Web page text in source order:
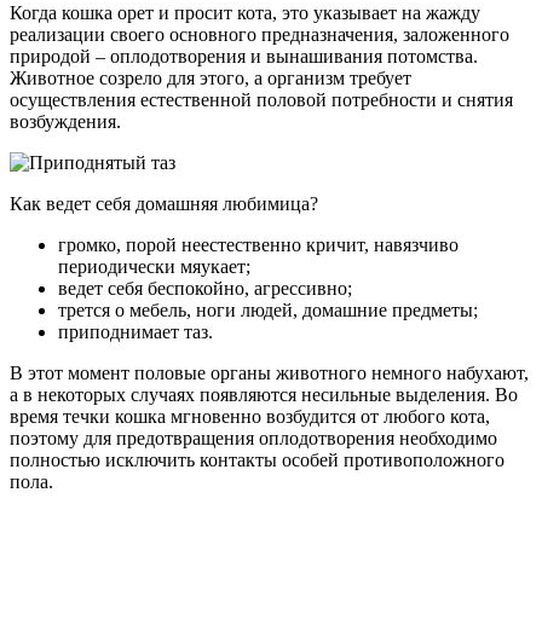
Когда кошка орет и просит кота, это указывает на жажду
реализации своего основного предназначения, заложенного
природой – оплодотворения и вынашивания потомства.
Животное созрело для этого, а организм требует
осуществления естественной половой потребности и снятия
возбуждения.
Как ведет себя домашняя любимица?
громко, порой неестественно кричит, навязчиво
периодически мяукает;
ведет себя беспокойно, агрессивно;
трется о мебель, ноги людей, домашние предметы;
приподнимает таз.
В этот момент половые органы животного немного набухают,
а в некоторых случаях появляются несильные выделения. Во
время течки кошка мгновенно возбудится от любого кота,
поэтому для предотвращения оплодотворения необходимо
полностью исключить контакты особей противоположного
пола.